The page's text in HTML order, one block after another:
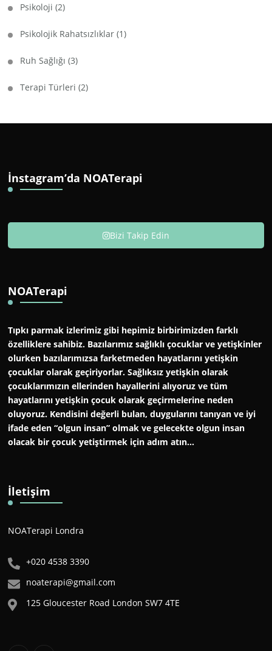
Psikoloji (2)
Psikolojik Rahatsızlıklar (1)
Ruh Sağlığı (3)
Terapi Türleri (2)
İnstagram’da NOATerapi
Bizi Takip Edin
NOATerapi
Tıpkı parmak izlerimiz gibi hepimiz birbirimizden farklı
özelliklere sahibiz. Bazılarımız sağlıklı çocuklar ve yetişkinler
olurken bazılarımızsa farketmeden hayatlarını yetişkin
çocuklar olarak geçiriyorlar. Sağlıksız yetişkin olarak
çocuklarımızın ellerinden hayallerini alıyoruz ve tüm
hayatlarını yetişkin çocuk olarak geçirmelerine neden
oluyoruz. Kendisini değerli bulan, duygularını tanıyan ve iyi
ifade eden “olgun insan” olmak ve gelecekte olgun insan
olacak bir çocuk yetiştirmek için adım atın…
İletişim
NOATerapi Londra
+020 4538 3390
noaterapi@gmail.com
125 Gloucester Road London SW7 4TE